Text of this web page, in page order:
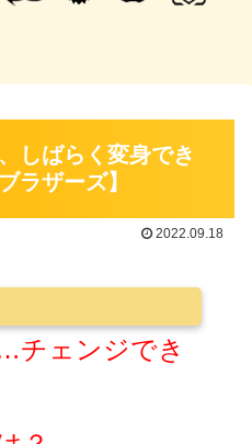
しばらく変身でき
ラザーズ】
2022.09.18
チェンジでき